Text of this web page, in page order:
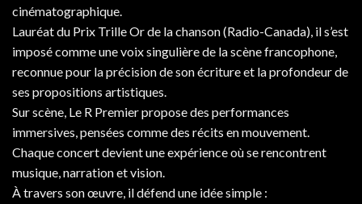
cinématographique.
Lauréat du Prix Trille Or de la chanson (Radio-Canada), il s’est
imposé comme une voix singulière de la scène francophone,
reconnue pour la précision de son écriture et la profondeur de
ses propositions artistiques.
Sur scène, Le R Premier propose des performances
immersives, pensées comme des récits en mouvement.
Chaque concert devient une expérience où se rencontrent
musique, narration et vision.
À travers son œuvre, il défend une idée simple :